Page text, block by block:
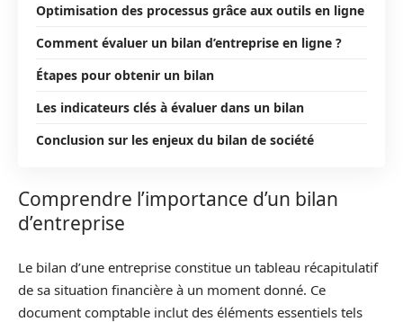
Optimisation des processus grâce aux outils en ligne
Comment évaluer un bilan d’entreprise en ligne ?
Étapes pour obtenir un bilan
Les indicateurs clés à évaluer dans un bilan
Conclusion sur les enjeux du bilan de société
Comprendre l’importance d’un bilan
d’entreprise
Le bilan d’une entreprise constitue un tableau récapitulatif
de sa situation financière à un moment donné. Ce
document comptable inclut des éléments essentiels tels